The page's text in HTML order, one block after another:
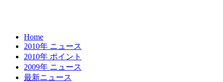
Home
2010年 ニュース
2010年 ポイント
2009年 ニュース
最新ニュース